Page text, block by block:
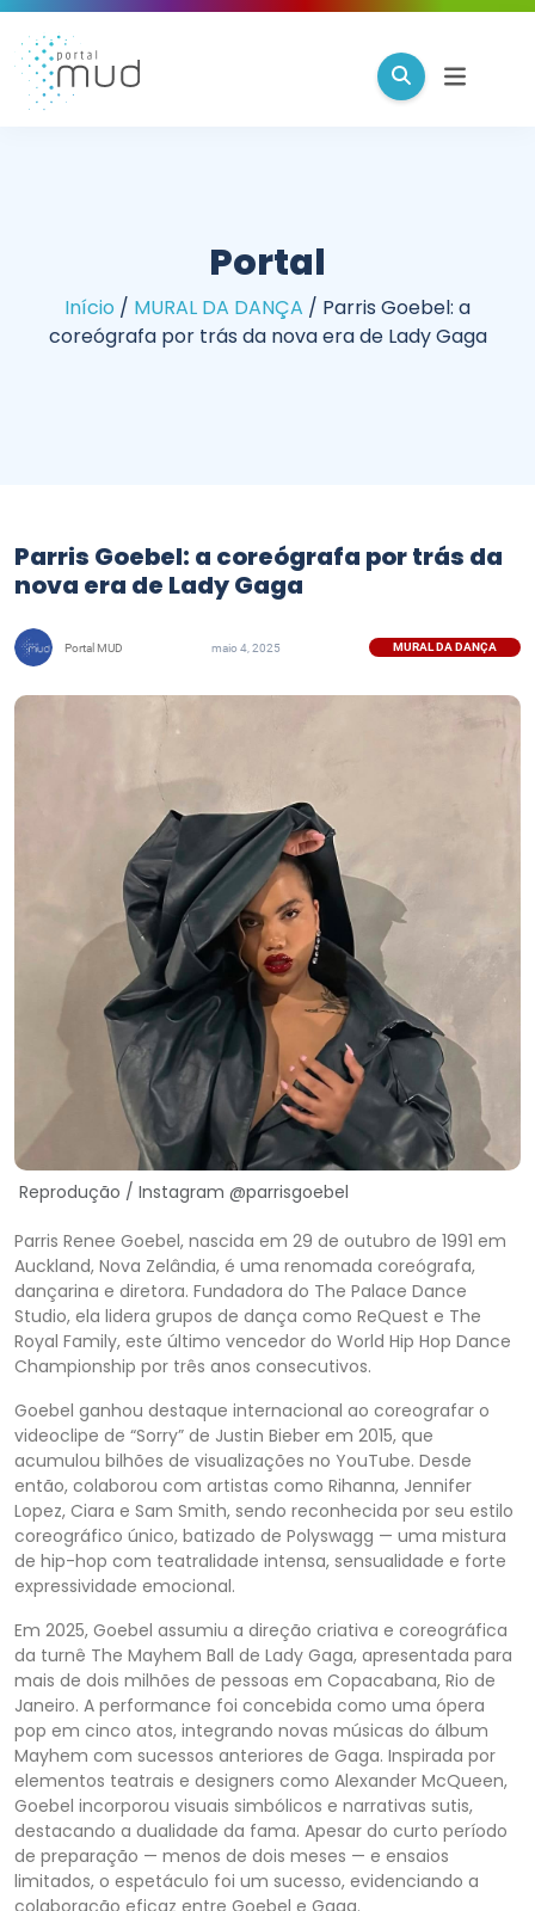
Portal
Início / MURAL DA DANÇA / Parris Goebel: a
coreógrafa por trás da nova era de Lady Gaga
Parris Goebel: a coreógrafa por trás da
nova era de Lady Gaga
Portal MUD maio 4, 2025 MURAL DA DANÇA
Reprodução / Instagram @parrisgoebel
Parris Renee Goebel, nascida em 29 de outubro de 1991 em
Auckland, Nova Zelândia, é uma renomada coreógrafa,
dançarina e diretora. Fundadora do The Palace Dance
Studio, ela lidera grupos de dança como ReQuest e The
Royal Family, este último vencedor do World Hip Hop Dance
Championship por três anos consecutivos.
Goebel ganhou destaque internacional ao coreografar o
videoclipe de “Sorry” de Justin Bieber em 2015, que
acumulou bilhões de visualizações no YouTube. Desde
então, colaborou com artistas como Rihanna, Jennifer
Lopez, Ciara e Sam Smith, sendo reconhecida por seu estilo
coreográfico único, batizado de Polyswagg — uma mistura
de hip-hop com teatralidade intensa, sensualidade e forte
expressividade emocional.
Em 2025, Goebel assumiu a direção criativa e coreográfica
da turnê The Mayhem Ball de Lady Gaga, apresentada para
mais de dois milhões de pessoas em Copacabana, Rio de
Janeiro. A performance foi concebida como uma ópera
pop em cinco atos, integrando novas músicas do álbum
Mayhem com sucessos anteriores de Gaga. Inspirada por
elementos teatrais e designers como Alexander McQueen,
Goebel incorporou visuais simbólicos e narrativas sutis,
destacando a dualidade da fama. Apesar do curto período
de preparação — menos de dois meses — e ensaios
limitados, o espetáculo foi um sucesso, evidenciando a